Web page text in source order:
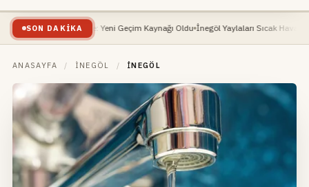
SON DAKIKA
Yükselişte: Yeni Geçim Kaynağı Oldu İnegöl Yaylaları Sıcak Havalarda Doğa
ANASAYFA / İNEGÖL / İNEGÖL